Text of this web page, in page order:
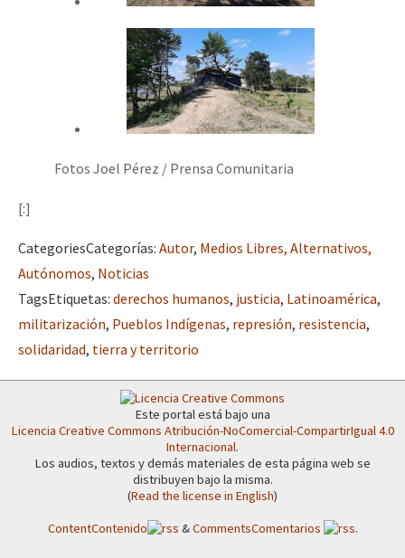
Fotos Joel Pérez / Prensa Comunitaria
[:]
CategoriesCategorías: Autor, Medios Libres, Alternativos,
Autónomos, Noticias
TagsEtiquetas: derechos humanos, justicia, Latinoamérica,
militarización, Pueblos Indígenas, represión, resistencia,
solidaridad, tierra y territorio
Este portal está bajo una
Licencia Creative Commons Atribución-NoComercial-CompartirIgual 4.0
Internacional.
Los audios, textos y demás materiales de esta página web se
distribuyen bajo la misma.
(Read the license in English)
ContentContenido &CommentsComentarios .